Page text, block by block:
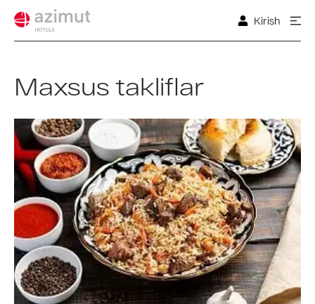
Kirish
Maxsus takliflar